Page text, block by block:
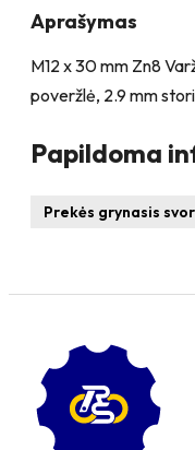
+
poveržlė
+
O37/12
poveržlė
N12S
Veržlė
Aprašymas
M12 x 30 mm Zn8
poveržlė, 2.9 mm
Papildoma
Prekės grynasis